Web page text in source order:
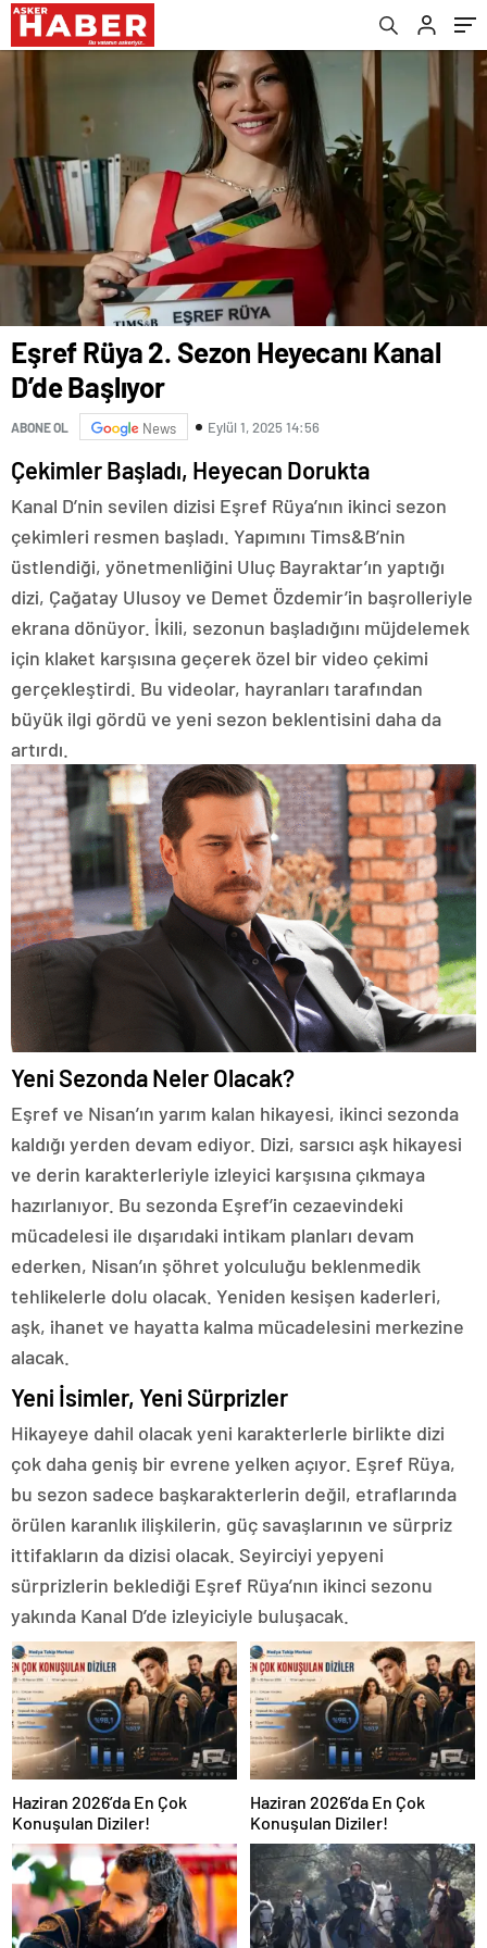
Eşref Rüya 2. Sezon Heyecanı Kanal
D’de Başlıyor
ABONE OL News Eylül 1, 2025 14:56
Çekimler Başladı, Heyecan Dorukta
Kanal D’nin sevilen dizisi Eşref Rüya’nın ikinci sezon
çekimleri resmen başladı. Yapımını Tims&B’nin
üstlendiği, yönetmenliğini Uluç Bayraktar’ın yaptığı
dizi, Çağatay Ulusoy ve Demet Özdemir’in başrolleriyle
ekrana dönüyor. İkili, sezonun başladığını müjdelemek
için klaket karşısına geçerek özel bir video çekimi
gerçekleştirdi. Bu videolar, hayranları tarafından
büyük ilgi gördü ve yeni sezon beklentisini daha da
artırdı.
Yeni Sezonda Neler Olacak?
Eşref ve Nisan’ın yarım kalan hikayesi, ikinci sezonda
kaldığı yerden devam ediyor. Dizi, sarsıcı aşk hikayesi
ve derin karakterleriyle izleyici karşısına çıkmaya
hazırlanıyor. Bu sezonda Eşref’in cezaevindeki
mücadelesi ile dışarıdaki intikam planları devam
ederken, Nisan’ın şöhret yolculuğu beklenmedik
tehlikelerle dolu olacak. Yeniden kesişen kaderleri,
aşk, ihanet ve hayatta kalma mücadelesini merkezine
alacak.
Yeni İsimler, Yeni Sürprizler
Hikayeye dahil olacak yeni karakterlerle birlikte dizi
çok daha geniş bir evrene yelken açıyor. Eşref Rüya,
bu sezon sadece başkarakterlerin değil, etraflarında
örülen karanlık ilişkilerin, güç savaşlarının ve sürpriz
ittifakların da dizisi olacak. Seyirciyi yepyeni
sürprizlerin beklediği Eşref Rüya’nın ikinci sezonu
yakında Kanal D’de izleyiciyle buluşacak.
Haziran 2026’da En Çok
Konuşulan Diziler!
Haziran 2026’da En Çok
Konuşulan Diziler!